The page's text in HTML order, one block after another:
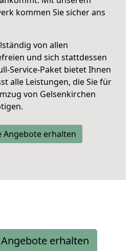
kommen Sie sicher ans
von allen
und sich stattdessen
Service-Paket bietet Ihnen
alle Leistungen, die Sie für
von Gelsenkirchen
Angebote erhalten
erhalten